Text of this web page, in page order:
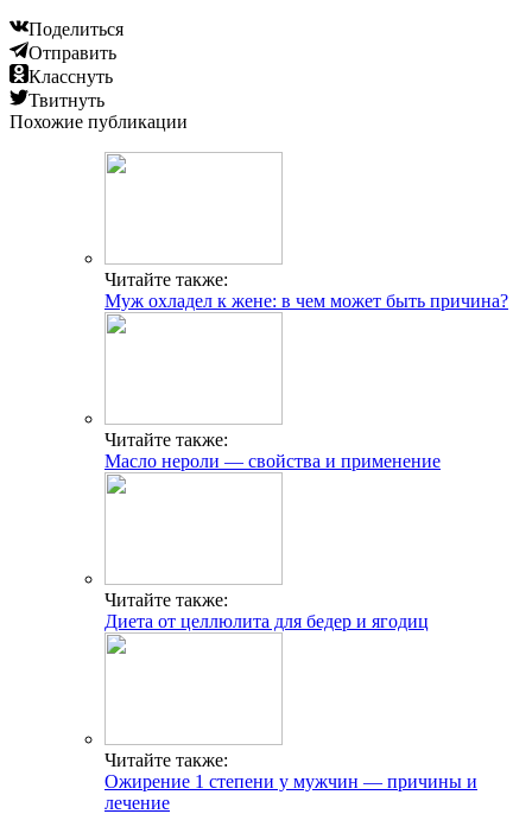
Поделиться
Отправить
Класснуть
Твитнуть
Похожие публикации
Читайте также:
Муж охладел к жене: в чем может быть причина?
Читайте также:
Масло нероли — свойства и применение
Читайте также:
Диета от целлюлита для бедер и ягодиц
Читайте также:
Ожирение 1 степени у мужчин — причины и
лечение